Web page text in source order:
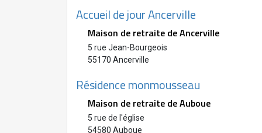
Accueil de jour Ancerville
Maison de retraite de Ancerville
5 rue Jean-Bourgeois
55170 Ancerville
Résidence monmousseau
Maison de retraite de Auboue
5 rue de l'église
54580 Auboue